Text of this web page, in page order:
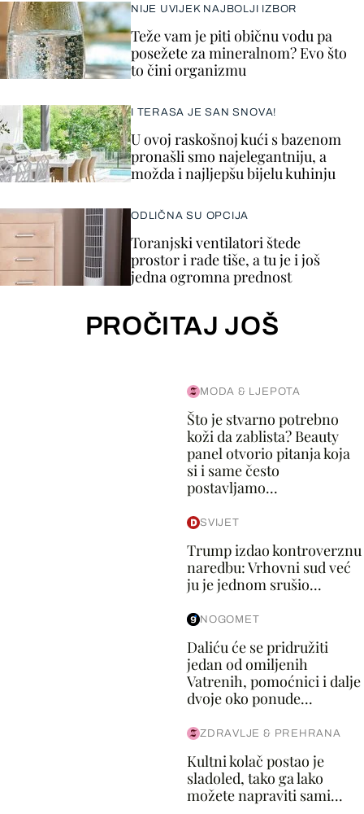
NIJE UVIJEK NAJBOLJI IZBOR
Teže vam je piti običnu vodu pa
posežete za mineralnom? Evo što
to čini organizmu
I TERASA JE SAN SNOVA!
U ovoj raskošnoj kući s bazenom
pronašli smo najelegantniju, a
možda i najljepšu bijelu kuhinju
ODLIČNA SU OPCIJA
Toranjski ventilatori štede
prostor i rade tiše, a tu je i još
jedna ogromna prednost
PROČITAJ JOŠ
MODA & LJEPOTA
Što je stvarno potrebno
koži da zablista? Beauty
panel otvorio pitanja koja
si i same često
postavljamo...
SVIJET
Trump izdao kontroverznu
naredbu: Vrhovni sud već
ju je jednom srušio...
NOGOMET
Daliću će se pridružiti
jedan od omiljenih
Vatrenih, pomoćnici i dalje
dvoje oko ponude...
ZDRAVLJE & PREHRANA
Kultni kolač postao je
sladoled, tako ga lako
možete napraviti sami...